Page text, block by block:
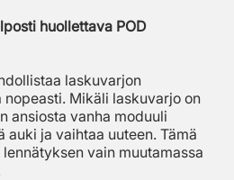
huollettava POD
laskuvarjon
Mikäli laskuvarjo on
ansiosta vanha moduuli
ja vaihtaa uuteen. Tämä
vain muutamassa